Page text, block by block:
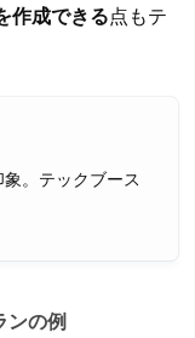
作成できる点もテ
。テックブース
ンの例